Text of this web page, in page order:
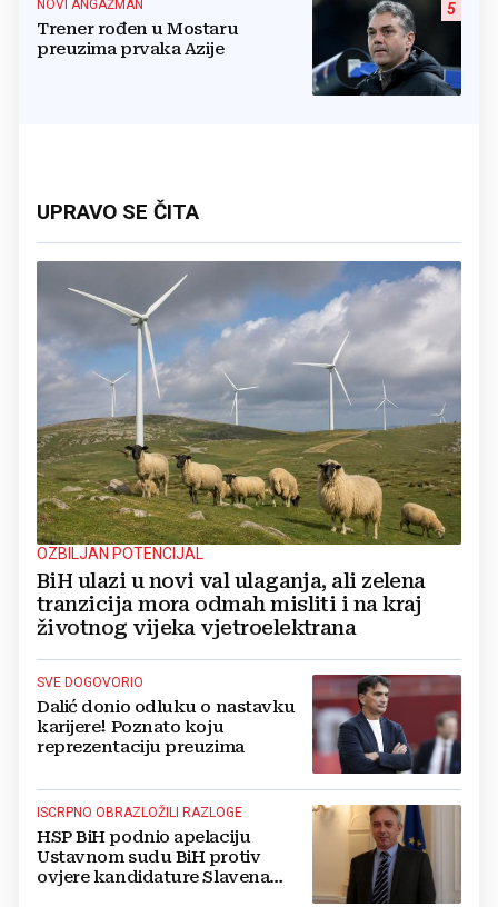
5
NOVI ANGAŽMAN
Trener rođen u Mostaru
preuzima prvaka Azije
UPRAVO SE ČITA
OZBILJAN POTENCIJAL
BiH ulazi u novi val ulaganja, ali zelena
tranzicija mora odmah misliti i na kraj
životnog vijeka vjetroelektrana
SVE DOGOVORIO
Dalić donio odluku o nastavku
karijere! Poznato koju
reprezentaciju preuzima
ISCRPNO OBRAZLOŽILI RAZLOGE
HSP BiH podnio apelaciju
Ustavnom sudu BiH protiv
ovjere kandidature Slavena